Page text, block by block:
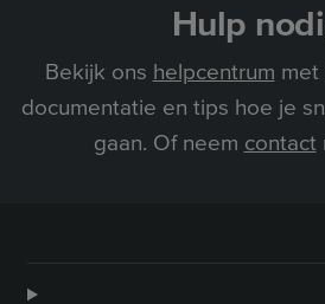
Hulp
Bekijk ons helpcentrum met
documentatie en tips hoe je
gaan. Of neem contact